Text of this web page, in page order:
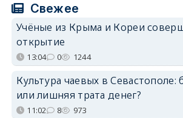
Свежее
Учёные из Крыма и Кореи
открытие
13:04 0 1244
Культура чаевых в Севастополе:
или лишняя трата денег?
11:02 8 973